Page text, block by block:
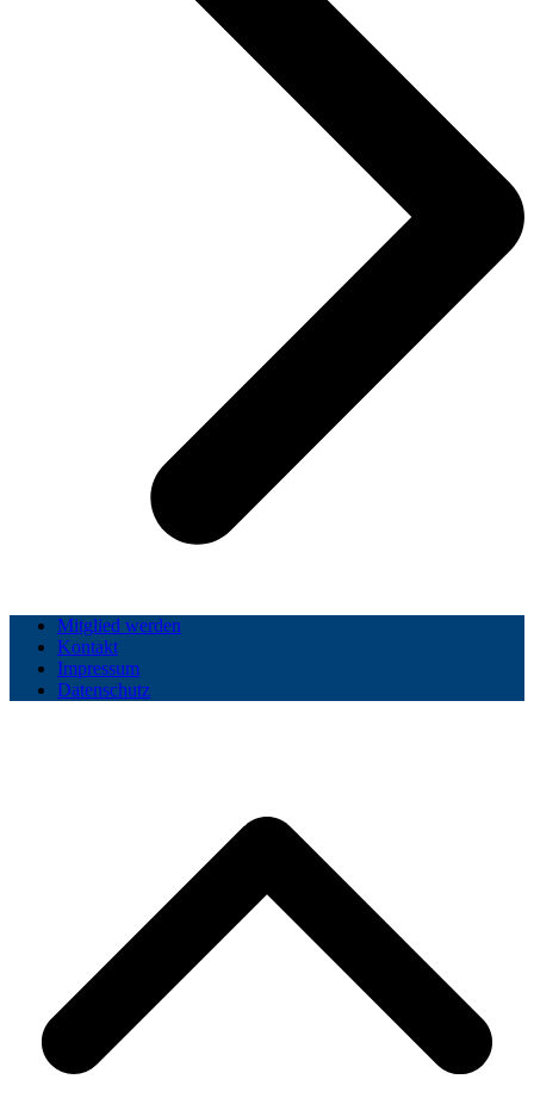
Mitglied werden
Kontakt
Impressum
Datenschutz